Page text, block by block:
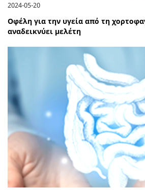
2024-05-20
Οφέλη για την υγεία από τη
αναδεικνύει μελέτη